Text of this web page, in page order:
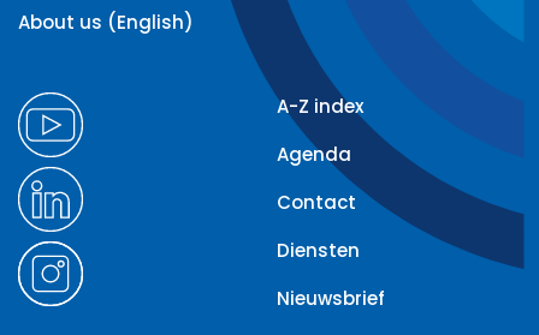
About us (English)
A-Z index
Agenda
Contact
Diensten
Nieuwsbrief